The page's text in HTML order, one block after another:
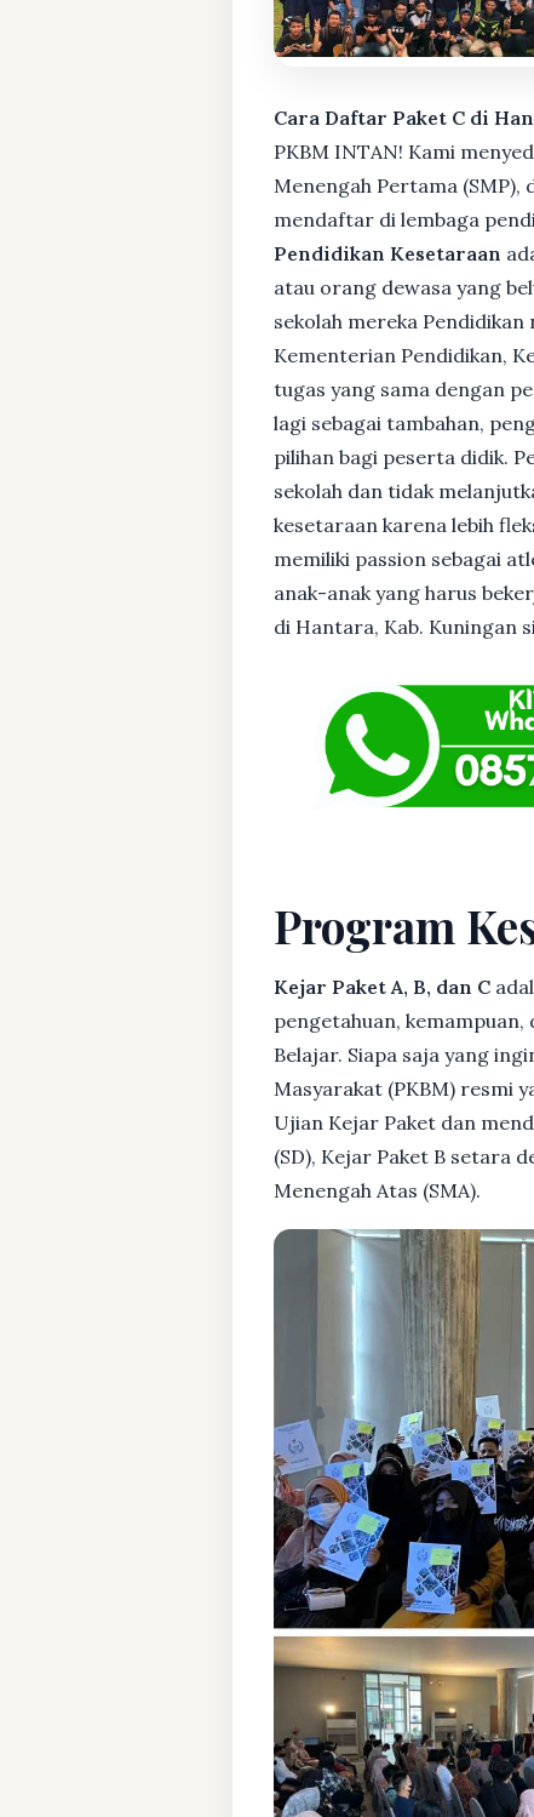
Cara Daftar Paket C di
PKBM INTAN! Kami
Menengah Pertama (SMP),
mendaftar di lembaga
Pendidikan Kesetaraan
atau orang dewasa yang
sekolah mereka
Kementerian Pendidikan,
tugas yang sama dengan
lagi sebagai tambahan,
pilihan bagi peserta didik.
sekolah dan tidak
kesetaraan karena lebih
memiliki passion sebagai
anak-anak yang harus
di Hantara, Kab. Kuningan
Program
Kejar Paket A, B, dan C
pengetahuan, kemampuan,
Belajar. Siapa saja yang
Masyarakat (PKBM) resmi
Ujian Kejar Paket dan
(SD), Kejar Paket B setara
Menengah Atas (SMA).